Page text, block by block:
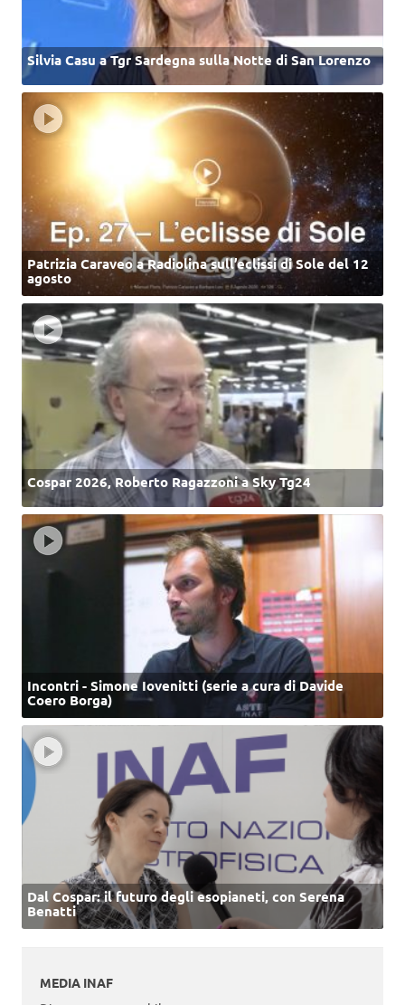
Silvia Casu a Tgr Sardegna sulla Notte di San Lorenzo
Patrizia Caraveo a Radiolina sull’eclissi di Sole del 12
agosto
Cospar 2026, Roberto Ragazzoni a Sky Tg24
Incontri - Simone Iovenitti (serie a cura di Davide
Coero Borga)
Dal Cospar: il futuro degli esopianeti, con Serena
Benatti
MEDIA INAF